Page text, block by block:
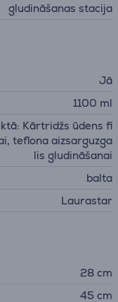
gludināšanas stacija
Jā
1100 ml
Kārtridžs ūdens fi
teflona aizsarguzga
lis gludināšanai
balta
Laurastar
28 cm
45 cm